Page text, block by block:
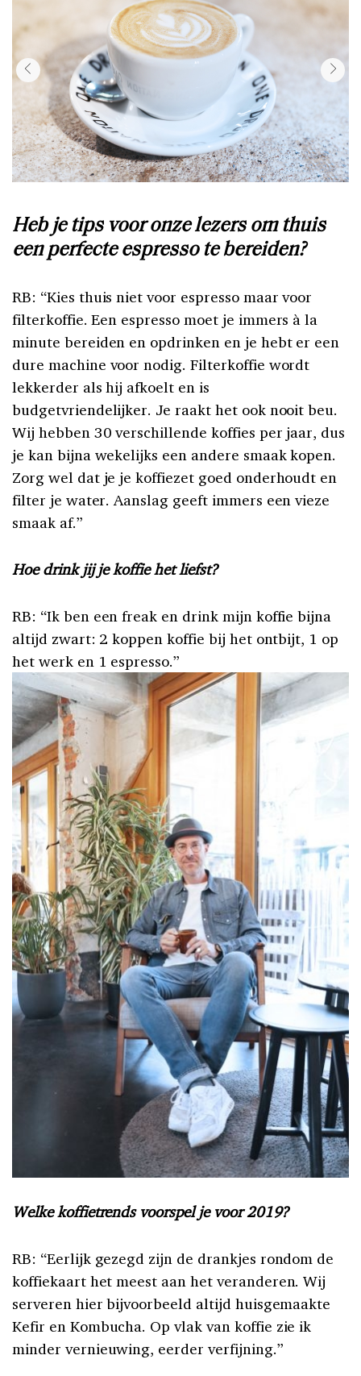
Heb je tips voor onze lezers om thuis
een perfecte espresso te bereiden?
RB: “Kies thuis niet voor espresso maar voor
filterkoffie. Een espresso moet je immers à la
minute bereiden en opdrinken en je hebt er een
dure machine voor nodig. Filterkoffie wordt
lekkerder als hij afkoelt en is
budgetvriendelijker. Je raakt het ook nooit beu.
Wij hebben 30 verschillende koffies per jaar, dus
je kan bijna wekelijks een andere smaak kopen.
Zorg wel dat je je koffiezet goed onderhoudt en
filter je water. Aanslag geeft immers een vieze
smaak af.”
Hoe drink jij je koffie het liefst?
RB: “Ik ben een freak en drink mijn koffie bijna
altijd zwart: 2 koppen koffie bij het ontbijt, 1 op
het werk en 1 espresso.”
Welke koffietrends voorspel je voor 2019?
RB: “Eerlijk gezegd zijn de drankjes rondom de
koffiekaart het meest aan het veranderen. Wij
serveren hier bijvoorbeeld altijd huisgemaakte
Kefir en Kombucha. Op vlak van koffie zie ik
minder vernieuwing, eerder verfijning.”